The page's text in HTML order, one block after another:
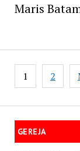
GEREJA
Maris
Posts
navigation
1 2